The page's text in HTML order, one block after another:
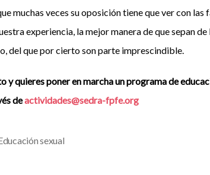
muchas veces su oposición tiene que ver con
experiencia, la mejor manera de que sepan
del que por cierto son parte imprescindible.
y quieres poner en marcha un programa de
deactividades@sedra-fpfe.org
sexual